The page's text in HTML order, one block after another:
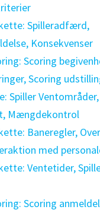
Spilleradfærd,
Konsekvenser
Scoring
Scoring
Spiller
Mængdekontrol
Baneregler,
med
Ventetider,
Scoring